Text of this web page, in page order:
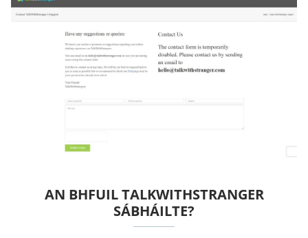
AN BHFUIL TALKWITHSTRANGER
SÁBHÁILTE?